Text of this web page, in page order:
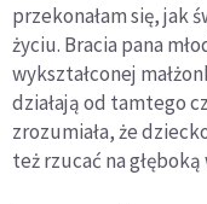
przekonałam się, jak
życiu. Bracia pana
wykształconej
działają od tamtego
zrozumiała, że
też rzucać na głęboką